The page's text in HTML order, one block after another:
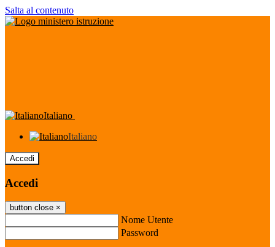
Salta al contenuto
Italiano
Italiano
Accedi
Accedi
button close ×
Nome Utente
Password